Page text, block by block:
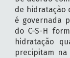
de hidratação
é governada
do C-S-H
hidratação
precipitam